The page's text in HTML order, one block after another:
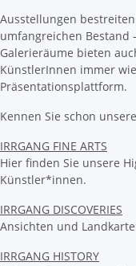
Ausstellungen
umfangreichen Bestand
Galerieräume bieten
KünstlerInnen immer
Präsentationsplattform.
Kennen Sie schon
IRRGANG FINE ARTS
Hier finden Sie unsere
Künstler*innen.
IRRGANG DISCOVERIES
Ansichten und
IRRGANG HISTORY